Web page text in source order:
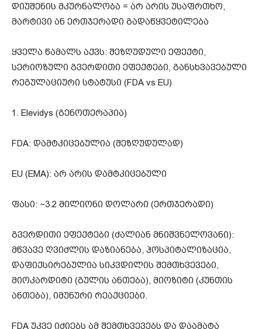
დიუშენის მკურნალობა = არ არის უსაფრთხო,
მარტივი ან ერთჯერადი გადაწყვეტილება
ყველა წამალს აქვს: შეზღუდული ეფექტი,
სერიოზული გვერდითი ეფექტები, განსხვავებული
რეგულაციური სტატუსი (FDA vs EU)
1. Elevidys (გენოთერაპია)
FDA: დამტკიცებულია (შეზღუდულად)
EU (EMA): არ არის დამტკიცებული
ფასი: ~3.2 მილიონი დოლარი (ერთჯერადი)
გვერდითი ეფექტები (ძალიან მნიშვნელოვანი):
მწვავე ღვიძლის დაზიანება, ჰოსპიტალიზაცია,
დაფიქსირებულია სიკვდილის შემთხვევები,
მიოკარდიტი (გულის ანთება), მიოზიტი (კუნთის
ანთება), იმუნური რეაქციები.
FDA უკვე იძიებს ამ შემთხვევებს და დაამატა